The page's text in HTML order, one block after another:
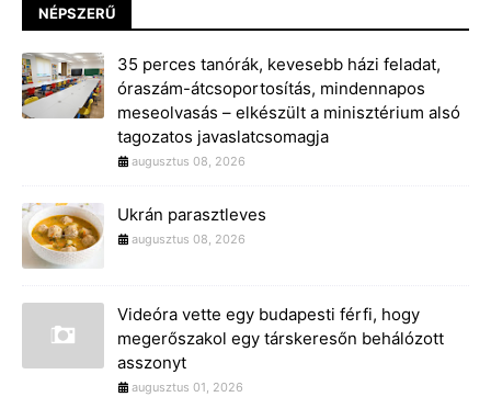
NÉPSZERŰ
35 perces tanórák, kevesebb házi feladat,
óraszám-átcsoportosítás, mindennapos
meseolvasás – elkészült a minisztérium alsó
tagozatos javaslatcsomagja
augusztus 08, 2026
Ukrán parasztleves
augusztus 08, 2026
Videóra vette egy budapesti férfi, hogy
megerőszakol egy társkeresőn behálózott
asszonyt
augusztus 01, 2026